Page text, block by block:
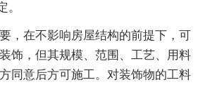
。
，在不影响房屋结构的前提下，可
饰，但其规模、范围、工艺、用料
同意后方可施工。对装饰物的工料